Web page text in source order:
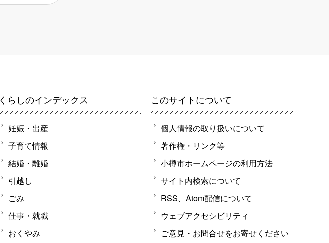
くらしのインデックス
妊娠・出産
子育て情報
結婚・離婚
引越し
ごみ
仕事・就職
おくやみ
このサイトについて
個人情報の取り扱いについて
著作権・リンク等
小樽市ホームページの利用方法
サイト内検索について
RSS、Atom配信について
ウェブアクセシビリティ
ご意見・お問合せをお寄せください